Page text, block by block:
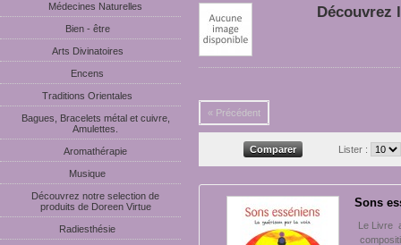
Médecines Naturelles
Bien - être
Arts Divinatoires
Encens
Traditions Orientales
Bagues, Bracelets métal et cuivre,
Amulettes.
Aromathérapie
Musique
Découvrez notre selection de
produits de Doreen Virtue
Radiesthésie
Découvrez
« Précédent
Lister :
Sons
Le Livre